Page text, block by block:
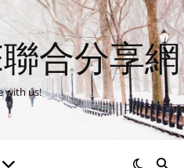
合分享網
with us!